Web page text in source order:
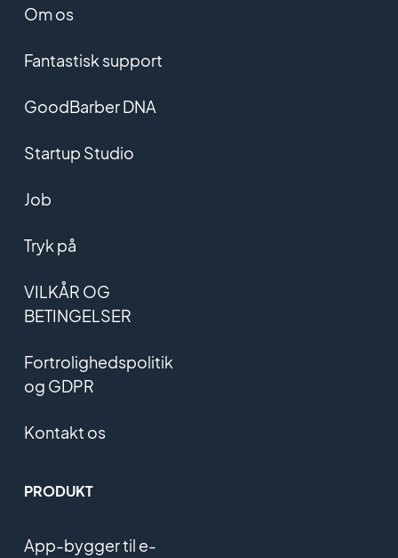
Om os
Fantastisk support
GoodBarber DNA
Startup Studio
Job
Tryk på
VILKÅR OG
BETINGELSER
Fortrolighedspolitik
og GDPR
Kontakt os
PRODUKT
App-bygger til e-